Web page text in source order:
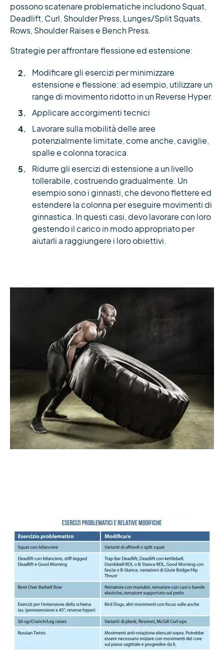
possono scatenare problematiche includono Squat,
Deadlift, Curl, Shoulder Press, Lunges/Split Squats,
Rows, Shoulder Raises e Bench Press.
Strategie per affrontare flessione ed estensione:
Modificare gli esercizi per minimizzare
estensione e flessione: ad esempio, utilizzare un
range di movimento ridotto in un Reverse Hyper.
Applicare accorgimenti tecnici
Lavorare sulla mobilità delle aree
potenzialmente limitate, come anche, caviglie,
spalle e colonna toracica.
Ridurre gli esercizi di estensione a un livello
tollerabile, costruendo gradualmente. Un
esempio sono i ginnasti, che devono flettere ed
estendere la colonna per eseguire movimenti di
ginnastica. In questi casi, devo lavorare con loro
gestendo il carico in modo appropriato per
aiutarli a raggiungere i loro obiettivi.